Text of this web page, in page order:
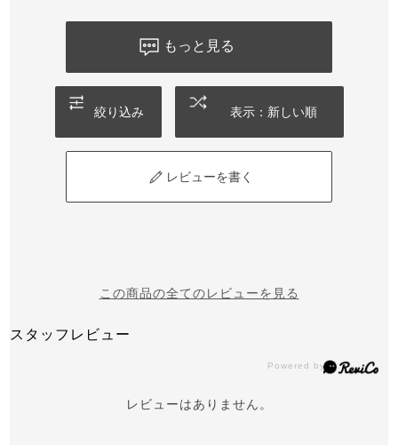
もっと見る
絞り込み 表示：新しい順
レビューを書く
この商品の全てのレビューを見る
スタッフレビュー
レビューはありません。